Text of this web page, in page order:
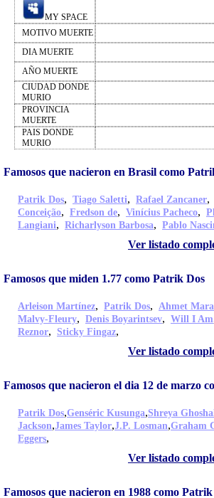
MY SPACE
MOTIVO MUERTE
DIA MUERTE
AÑO MUERTE
CIUDAD DONDE
MURIO
PROVINCIA
MUERTE
PAIS DONDE
MURIO
Famosos que nacieron en Brasil como
Patrik Dos, Tiago Saletti, Rafael Zancaner,
Conceição, Fredson de, Vinícius Pacheco,
Langiani, Richarlyson Barbosa, Pablo
Ver listado
Famosos que miden 1.77 como Patrik Dos
Arleison Martínez, Patrik Dos, Ahmet
Malvy-Fleury, Denis Boyarintsev, Will I Am
Reznor, Sticky Fingaz,
Ver listado
Famosos que nacieron el dia 12 de marzo
Patrik Dos,Genséric Kusunga,Shreya
Jackson,James Taylor,J.P. Losman,Graham
Eggers,
Ver listado
Famosos que nacieron en 1988 como